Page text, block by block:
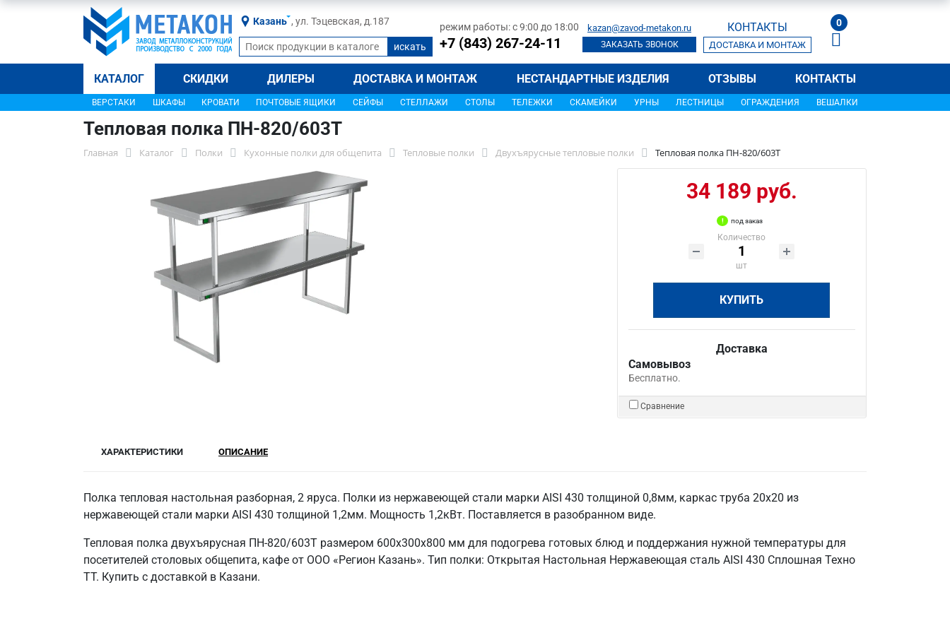
Казань , ул. Тэцевская, д.187 режим работы: с 9:00 до 18:00
+7 (843) 267-24-11
kazan@zavod-metakon.ru
ЗАКАЗАТЬ ЗВОНОК
КОНТАКТЫ
ДОСТАВКА И МОНТАЖ
0
КАТАЛОГ СКИДКИ ДИЛЕРЫ ДОСТАВКА И МОНТАЖ НЕСТАНДАРТНЫЕ ИЗДЕЛИЯ ОТЗЫВЫ КОНТАКТЫ
ВЕРСТАКИ ШКАФЫ КРОВАТИ ПОЧТОВЫЕ ЯЩИКИ СЕЙФЫ СТЕЛЛАЖИ СТОЛЫ ТЕЛЕЖКИ СКАМЕЙКИ УРНЫ ЛЕСТНИЦЫ ОГРАЖДЕНИЯ ВЕШАЛКИ
Тепловая полка ПН-820/603Т
Главная Каталог Полки Кухонные полки для общепита Тепловые полки Двухъярусные тепловые полки Тепловая полка ПН-820/603Т
34 189 руб.
под заказ
Количество
шт
КУПИТЬ
Доставка
Самовывоз
Бесплатно.
Сравнение
ХАРАКТЕРИСТИКИ ОПИСАНИЕ
Полка тепловая настольная разборная, 2 яруса. Полки из нержавеющей стали марки AISI 430 толщиной 0,8мм, каркас труба 20х20 из
нержавеющей стали марки AISI 430 толщиной 1,2мм. Мощность 1,2кВт. Поставляется в разобранном виде.
Тепловая полка двухъярусная ПН-820/603Т размером 600х300х800 мм для подогрева готовых блюд и поддержания нужной температуры для
посетителей столовых общепита, кафе от ООО «Регион Казань». Тип полки: Открытая Настольная Нержавеющая сталь AISI 430 Сплошная Техно
ТТ. Купить с доставкой в Казани.